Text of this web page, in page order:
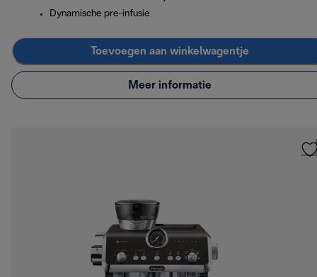
Dynamische pre-infusie
Toevoegen aan winkelwagentje
Meer informatie